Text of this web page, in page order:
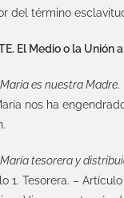
del término
El Medio o la Unión
María es nuestra Madre.
nos ha
María tesorera y
1. Tesorera. –